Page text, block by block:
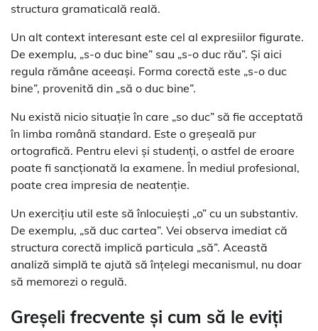
structura gramaticală reală.
Un alt context interesant este cel al expresiilor figurate.
De exemplu, „s-o duc bine” sau „s-o duc rău”. Și aici
regula rămâne aceeași. Forma corectă este „s-o duc
bine”, provenită din „să o duc bine”.
Nu există nicio situație în care „so duc” să fie acceptată
în limba română standard. Este o greșeală pur
ortografică. Pentru elevi și studenți, o astfel de eroare
poate fi sancționată la examene. În mediul profesional,
poate crea impresia de neatenție.
Un exercițiu util este să înlocuiești „o” cu un substantiv.
De exemplu, „să duc cartea”. Vei observa imediat că
structura corectă implică particula „să”. Această
analiză simplă te ajută să înțelegi mecanismul, nu doar
să memorezi o regulă.
Greșeli frecvente și cum să le eviți